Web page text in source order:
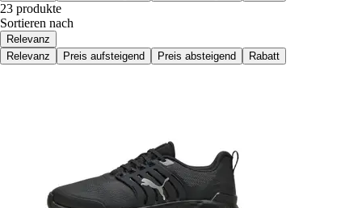
23 produkte
Sortieren nach
Relevanz
Relevanz
Preis aufsteigend Preis absteigend Rabatt